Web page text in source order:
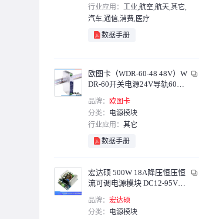
行业应用： 工业,航空,航天,其它,
汽车,通信,消费,医疗
数据手册
欧图卡（WDR-60-48 48V）W
DR-60开关电源24V导轨60W
品牌： 欧图卡
分类： 电源模块
行业应用： 其它
数据手册
宏达硕 500W 18A降压恒压恒
流可调电源模块 DC12-95V转
品牌： 宏达硕
分类： 电源模块